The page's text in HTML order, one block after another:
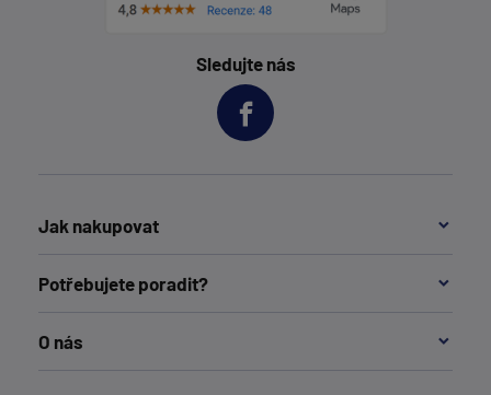
Sledujte nás
Jak nakupovat
Potřebujete poradit?
O nás